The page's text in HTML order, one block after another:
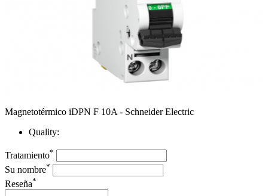
Magnetotérmico iDPN F 10A - Schneider Electric
Quality:
Tratamiento*
Su nombre*
Reseña*